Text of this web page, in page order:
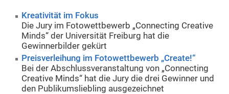
Kreativität im Fokus
Die Jury im Fotowettbewerb „Connecting Creative
Minds“ der Universität Freiburg hat die
Gewinnerbilder gekürt
Preisverleihung im Fotowettbewerb „Create!“
Bei der Abschlussveranstaltung von „Connecting
Creative Minds“ hat die Jury die drei Gewinner und
den Publikumsliebling ausgezeichnet